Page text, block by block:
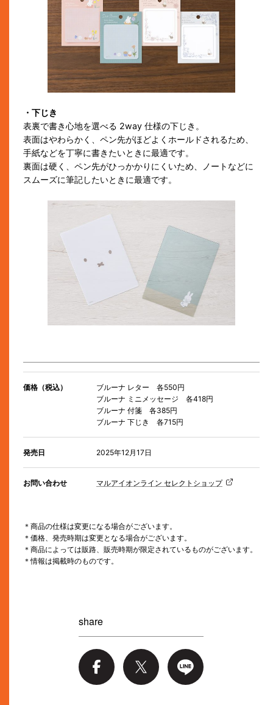
・下じき
表裏で書き心地を選べる 2way 仕様の下じき。
表面はやわらかく、ペン先がほどよくホールドされるため、
手紙などを丁寧に書きたいときに最適です。
裏面は硬く、ペン先がひっかかりにくいため、ノートなどに
スムーズに筆記したいときに最適です。
価格（税込）
ブルーナ レター 各550円
ブルーナ ミニメッセージ 各418円
ブルーナ 付箋 各385円
ブルーナ 下じき 各715円
発売日 2025年12月17日
お問い合わせ マルアイオンライン セレクトショップ
＊商品の仕様は変更になる場合がございます。
＊価格、発売時期は変更となる場合がございます。
＊商品によっては販路、販売時期が限定されているものがございます。
＊情報は掲載時のものです。
share